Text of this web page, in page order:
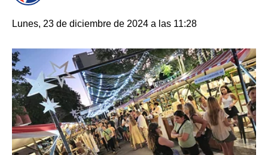
Lunes, 23 de diciembre de 2024 a las 11:28